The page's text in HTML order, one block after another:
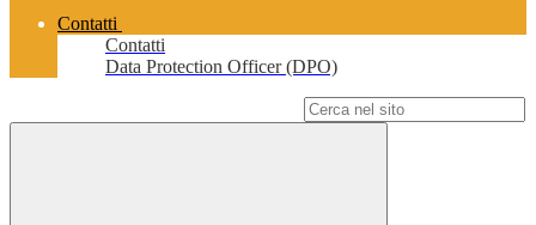
Contatti
Contatti
Data Protection Officer (DPO)